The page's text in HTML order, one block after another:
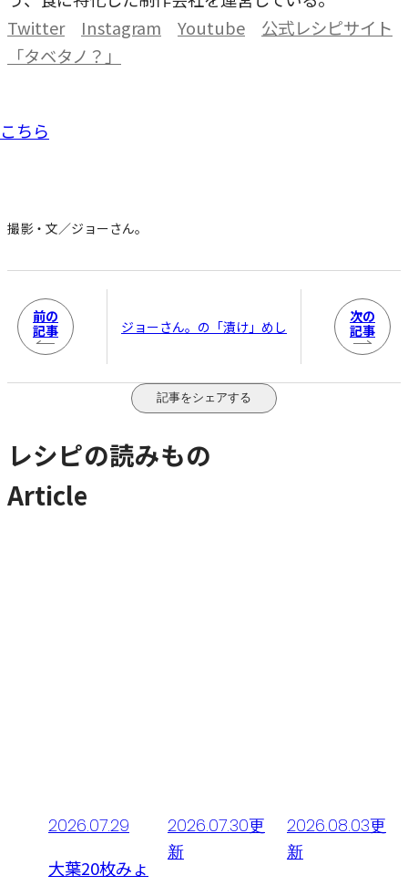
Twitter
Instagram Youtube
公式レシピサイト
「タベタノ？」
撮影・文／ジョーさん。
前の
記事
ジョーさん。の「漬け」めし
次の
記事
記事をシェアする
レシピの読みもの
Article
2026.07.29
大葉20枚みょ
2026.07.30更
新
2026.08.03更
新